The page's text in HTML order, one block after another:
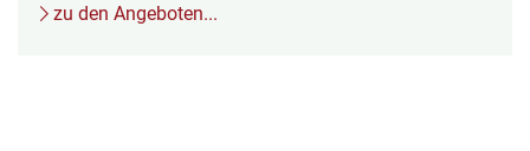
zu den Angeboten...